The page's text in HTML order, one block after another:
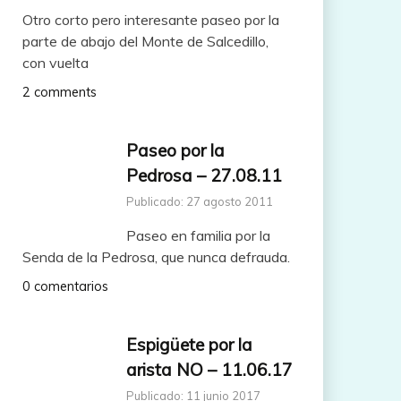
Otro corto pero interesante paseo por la
parte de abajo del Monte de Salcedillo,
con vuelta
2 comments
Paseo por la
Pedrosa – 27.08.11
Publicado: 27 agosto 2011
Paseo en familia por la
Senda de la Pedrosa, que nunca defrauda.
0 comentarios
Espigüete por la
arista NO – 11.06.17
Publicado: 11 junio 2017